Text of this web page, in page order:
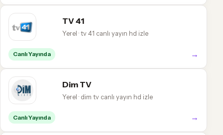
TV 41
Yerel · tv 41 canlı yayın hd izle
Canlı Yayında →
Dim TV
Yerel · dim tv canlı yayın hd izle
Canlı Yayında →